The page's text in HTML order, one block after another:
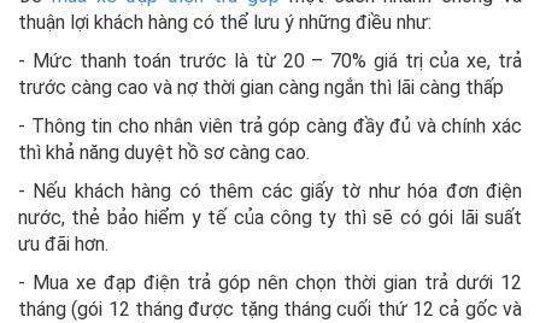
thuận lợi khách hàng có thể lưu ý những điều như:
- Mức thanh toán trước là từ 20 – 70% giá trị của xe, trả
trước càng cao và nợ thời gian càng ngắn thì lãi càng thấp
- Thông tin cho nhân viên trả góp càng đầy đủ và chính xác
thì khả năng duyệt hồ sơ càng cao.
- Nếu khách hàng có thêm các giấy tờ như hóa đơn điện
nước, thẻ bảo hiểm y tế của công ty thì sẽ có gói lãi suất
ưu đãi hơn.
- Mua xe đạp điện trả góp nên chọn thời gian trả dưới 12
tháng (gói 12 tháng được tặng tháng cuối thứ 12 cả gốc và